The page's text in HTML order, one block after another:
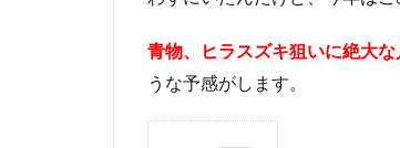
青物、ヒラスズキ狙いに絶大
うな予感がします。